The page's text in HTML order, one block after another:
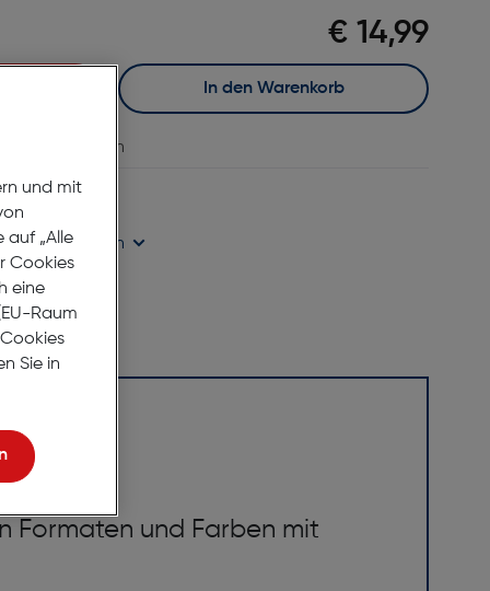
€ 14,99
In den Warenkorb
vergleichen
Lieferzeit
prüfen
Formaten und Farben mit
und mit
auf „Alle
Cookies
eine
Raum
Sie in